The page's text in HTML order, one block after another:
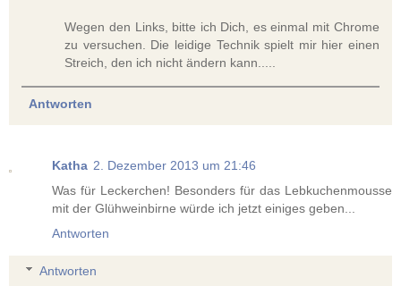
Wegen den Links, bitte ich Dich, es einmal mit Chrome
zu versuchen. Die leidige Technik spielt mir hier einen
Streich, den ich nicht ändern kann.....
Antworten
Katha 2. Dezember 2013 um 21:46
Was für Leckerchen! Besonders für das Lebkuchenmousse
mit der Glühweinbirne würde ich jetzt einiges geben...
Antworten
Antworten